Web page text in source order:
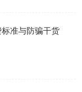
准与防骗干货